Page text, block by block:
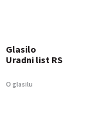
Glasilo
Uradni list RS
O glasilu